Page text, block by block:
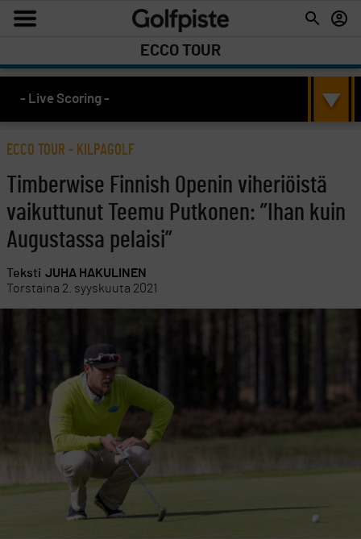
ECCO TOUR
- Live Scoring -
ECCO TOUR - KILPAGOLF
Timberwise Finnish Openin viheriöistä
vaikuttunut Teemu Putkonen: ”Ihan kuin
Augustassa pelaisi”
Teksti JUHA HAKULINEN
Torstaina 2. syyskuuta 2021